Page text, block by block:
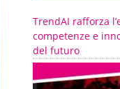
TrendAI rafforza
competenze e
del futuro